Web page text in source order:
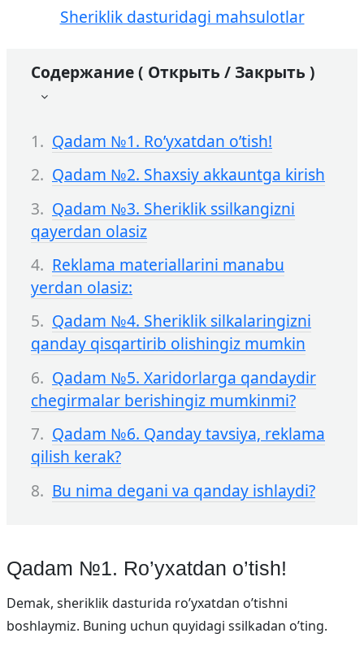
Sheriklik dasturidagi mahsulotlar
Содержание ( Открыть / Закрыть )
Qadam №1. Ro’yxatdan o’tish!
Qadam №2. Shaxsiy akkauntga kirish
Qadam №3. Sheriklik ssilkangizni
qayerdan olasiz
Reklama materiallarini manabu
yerdan olasiz:
Qadam №4. Sheriklik silkalaringizni
qanday qisqartirib olishingiz mumkin
Qadam №5. Xaridorlarga qandaydir
chegirmalar berishingiz mumkinmi?
Qadam №6. Qanday tavsiya, reklama
qilish kerak?
Bu nima degani va qanday ishlaydi?
Qadam №1. Ro’yxatdan o’tish!
Demak, sheriklik dasturida ro’yxatdan o’tishni
boshlaymiz. Buning uchun quyidagi ssilkadan o’ting.